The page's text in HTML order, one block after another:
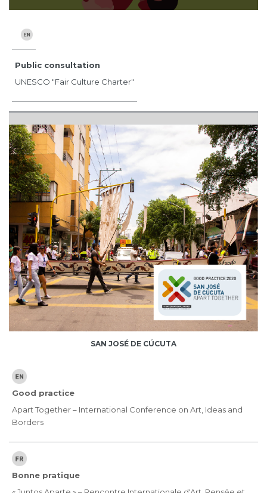
Public consultation
UNESCO "Fair Culture Charter"
SAN JOSÉ DE CÚCUTA
Good practice
Apart Together – International Conference on Art, Ideas and
Borders
Bonne pratique